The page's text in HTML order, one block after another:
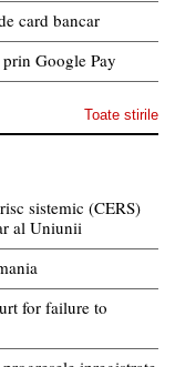
card bancar
Google Pay
Toate stirile
sistemic (CERS)
al Uniunii
for failure to